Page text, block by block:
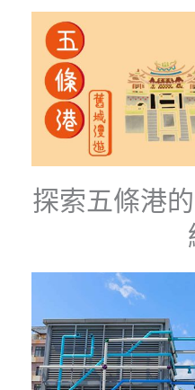
探索五條港